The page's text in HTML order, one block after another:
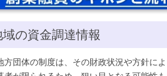
の資金調達情報
方団体の制度は、その財政状況や方針に